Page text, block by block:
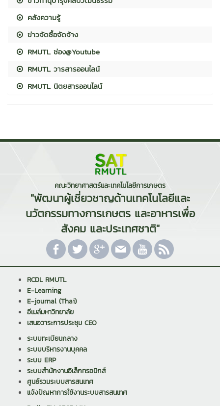
คลังความรู้
ข่าวจัดซื้อจัดจ้าง
RMUTL ช่อง@Youtube
RMUTL วารสารออนไลน์
RMUTL นิตยสารออนไลน์
คณะวิทยาศาสตร์และเทคโนโลยีการเกษตร
"พัฒนาผู้เชี่ยวชาญด้านเทคโนโลยีและ
นวัตกรรมทางการเกษตร และอาหารเพื่อ
สังคม และประเทศชาติ"
RCDL RMUTL
E-Learning
E-journal (Thai)
อีเมล์มหาวิทยาลัย
เสนอวาระการประชุม CEO
ระบบทะเบียนกลาง
ระบบบริหารงานบุคคล
ระบบ ERP
ระบบสำนักงานอิเล็กทรอนิกส์
ศูนย์รวมระบบสารสนเทศ
แจ้งปัญหาการใช้งานระบบสารสนเทศ